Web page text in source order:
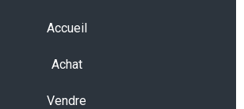
Accueil
Achat
Vendre